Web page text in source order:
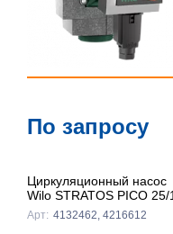
По цене ↓
↑
По запросу
Циркуляционный насос
Wilo STRATOS PICO 25/
Арт: 4132462, 4216612